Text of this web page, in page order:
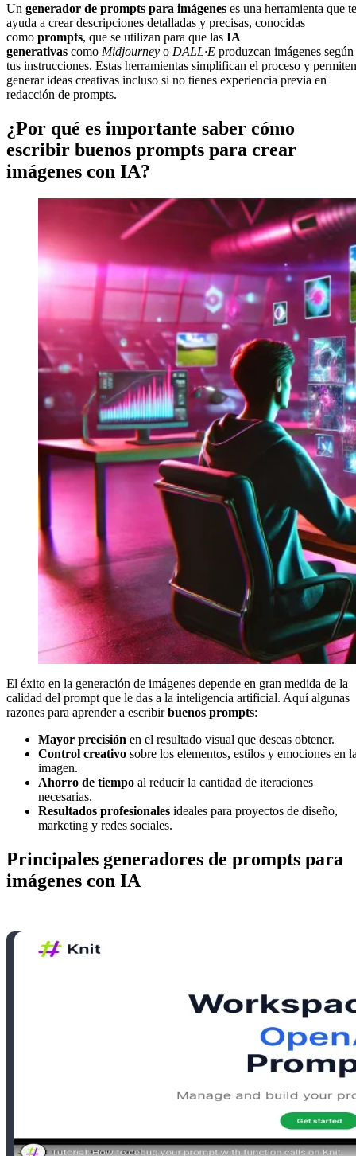
Un generador de prompts para imágenes es una herramienta que te
ayuda a crear descripciones detalladas y precisas, conocidas
como prompts, que se utilizan para que las IA
generativas como Midjourney o DALL·E produzcan imágenes según
tus instrucciones. Estas herramientas simplifican el proceso y permiten
generar ideas creativas incluso si no tienes experiencia previa en
redacción de prompts.
¿Por qué es importante saber cómo
escribir buenos prompts para crear
imágenes con IA?
El éxito en la generación de imágenes depende en gran medida de la
calidad del prompt que le das a la inteligencia artificial. Aquí algunas
razones para aprender a escribirbuenos prompts:
Mayor precisión en el resultado visual que deseas obtener.
Control creativo sobre los elementos, estilos y emociones en
imagen.
Ahorro de tiempo al reducir la cantidad de iteraciones
necesarias.
Resultados profesionales ideales para proyectos de diseño,
marketing y redes sociales.
Principales generadores de prompts para
imágenes con IA